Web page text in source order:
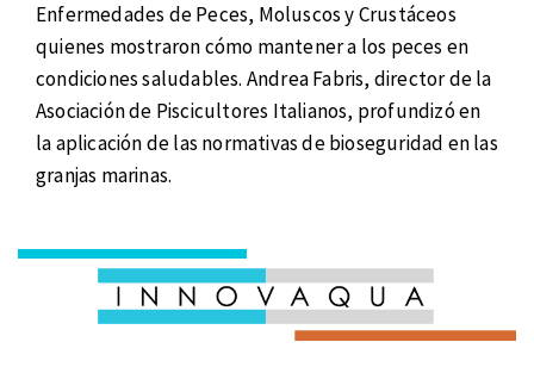
Enfermedades de Peces, Moluscos y Crustáceos
quienes mostraron cómo mantener a los peces en
condiciones saludables. Andrea Fabris, director de la
Asociación de Piscicultores Italianos, profundizó en
la aplicación de las normativas de bioseguridad en las
granjas marinas.